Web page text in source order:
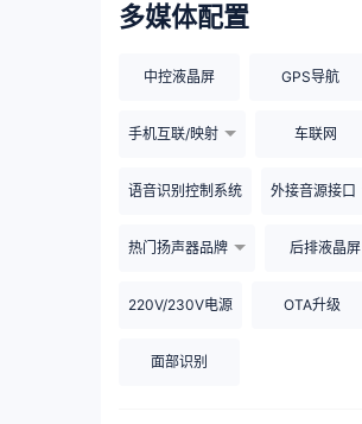
多媒体配置
中控液晶屏 GPS导航
手机互联/映射 车联网
语音识别控制系统 外接音源接口
热门扬声器品牌 后排液晶屏
220V/230V电源 OTA升级
面部识别